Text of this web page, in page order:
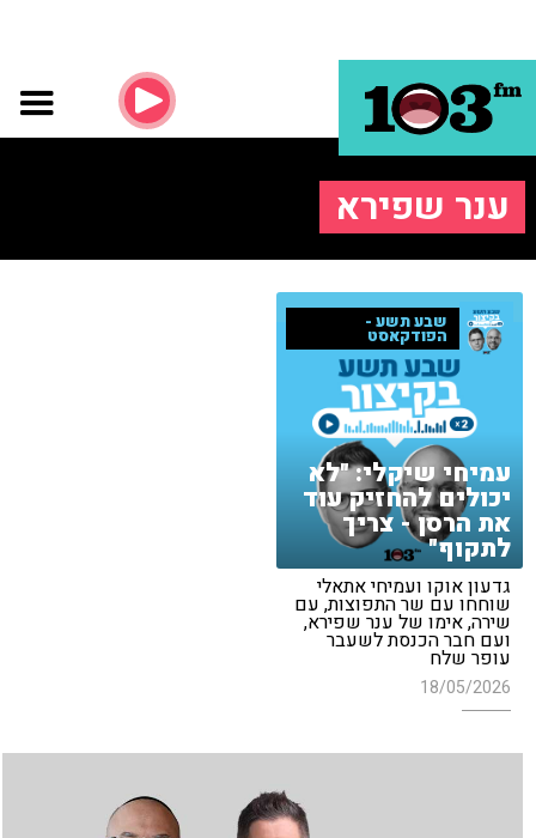
ענר שפירא
שבע תשע -
הפודקאסט
עמיחי שיקלי: "לא
יכולים להחזיק עוד
את הרסן - צריך
לתקוף"
גדעון אוקו ועמיחי אתאלי
שוחחו עם שר התפוצות, עם
שירה, אימו של ענר שפירא,
ועם חבר הכנסת לשעבר
עופר שלח
18/05/2026